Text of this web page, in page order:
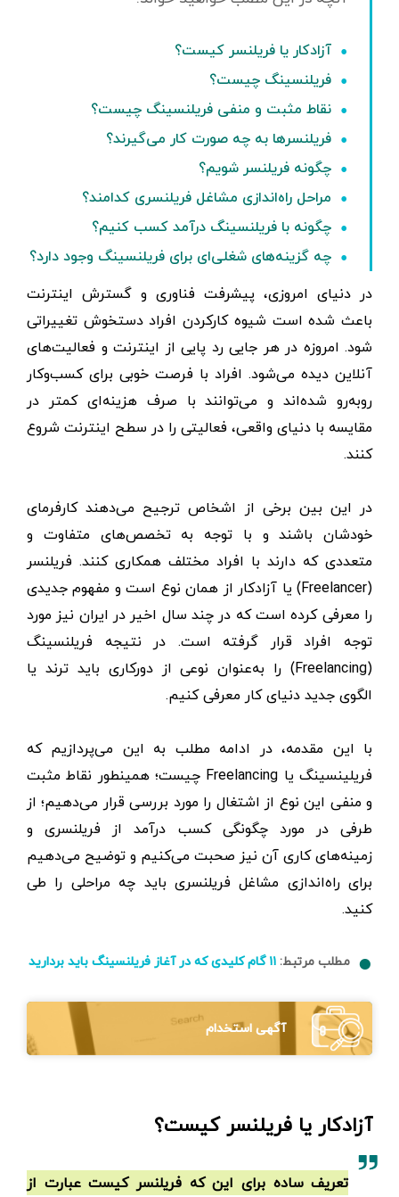
آزادکار یا فریلنسر کیست؟
فریلنسینگ چیست؟
نقاط مثبت و منفی فریلنسینگ چیست؟
فریلنسرها به چه صورت کار می‌گیرند؟
چگونه فریلنسر شویم؟
مراحل راه‌اندازی مشاغل فریلنسری کدامند؟
چگونه با فریلنسینگ درآمد کسب کنیم؟
چه گزینه‌های شغلی‌ای برای فریلنسینگ وجود دارد؟
در دنیای امروزی، پیشرفت فناوری و گسترش اینترنت
باعث شده است شیوه کارکردن افراد دستخوش تغییراتی
شود. امروزه در هر جایی رد پایی از اینترنت و فعالیت‌های
آنلاین دیده می‌شود. افراد با فرصت خوبی برای کسب‌و‌کار
روبه‌رو شده‌اند و می‌توانند با صرف هزینه‌ای کمتر در
مقایسه با دنیای واقعی، فعالیتی را در سطح اینترنت شروع
کنند.
در این بین برخی از اشخاص ترجیح می‌دهند کارفرمای
خودشان باشند و با توجه به تخصص‌های متفاوت و
متعددی که دارند با افراد مختلف همکاری کنند. فریلنسر
(Freelancer) یا آزادکار از همان نوع است و مفهوم جدیدی
را معرفی کرده است که در چند سال اخیر در ایران نیز مورد
توجه افراد قرار گرفته است. در نتیجه فریلنسینگ
(Freelancing) را به‌عنوان نوعی از دورکاری باید ترند یا
الگوی جدید دنیای کار معرفی کنیم.
با این مقدمه، در ادامه مطلب به این می‌پردازیم که
فریلینسینگ یا Freelancing چیست؛ همینطور نقاط مثبت
و منفی این نوع از اشتغال را مورد بررسی قرار می‌دهیم؛ از
طرفی در مورد چگونگی کسب درآمد از فریلنسری و
زمینه‌های کاری آن نیز صحبت می‌کنیم و توضیح می‌دهیم
برای راه‌اندازی مشاغل فریلنسری باید چه مراحلی را طی
کنید.
مطلب مرتبط: ۱۱ گام کلیدی که در آغاز فریلنسینگ باید بردارید
آگهی استخدام
آزادکار یا فریلنسر کیست؟
تعریف ساده برای این که فریلنسر کیست عبارت از